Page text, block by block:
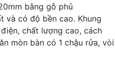
bằng gỗ phủ
và có độ bền cao. Khung
chất lượng cao, cách
mòn bàn có 1 chậu rửa, vòi